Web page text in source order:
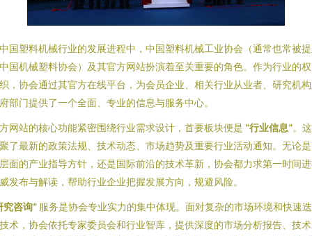
国塑料机械行业的发展进程中，中国塑料机械工业协会（通常也常被
国机械塑料协会）及其官方网站扮演着至关重要的角色。作为行业的
，协会通过其官方在线平台，为会员企业、相关行业从业者、研究机
部门提供了一个全面、专业的信息与服务中心。
网站的核心功能紧密围绕行业需求设计，首要板块便是 “行业信息”。
了最新的政策法规、技术动态、市场趋势及重要行业活动通知。无论
面的产业指导方针，还是国际前沿的技术革新，协会都力求第一时间
发布与解读，帮助行业企业把握发展方向，规避风险。
究咨询” 服务是协会专业实力的集中体现。面对复杂的市场环境和快速
术，协会依托专家委员会和行业智库，提供深度的市场分析报告、技